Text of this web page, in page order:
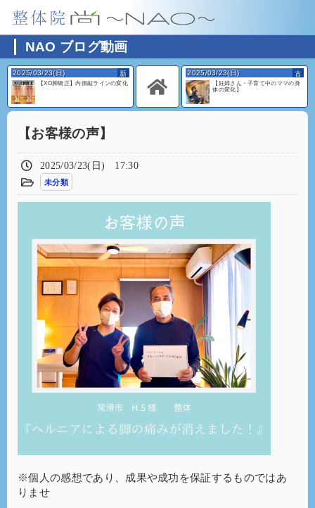
NAO ブログ動画
2025/03/23(日)
【XO脚矯正】内側縦ラインの変化
2025/03/23(日)
【妊婦さん・子育て中のママの身
体の変化】
【お客様の声】
2025/03/23(日) 17:30
未分類
※個人の感想であり、成果や成功を保証するものではあ
りませ